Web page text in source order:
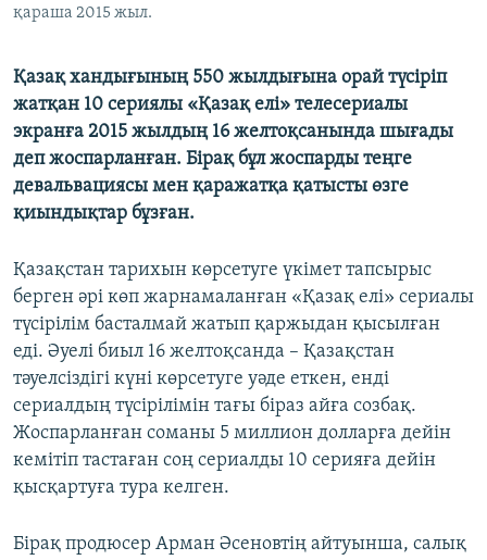
қараша 2015 жыл.
Қазақ хандығының 550 жылдығына орай түсіріп
жатқан 10 сериялы «Қазақ елі» телесериалы
экранға 2015 жылдың 16 желтоқсанында шығады
деп жоспарланған. Бірақ бұл жоспарды теңге
девальвациясы мен қаражатқа қатысты өзге
қиындықтар бұзған.
Қазақстан тарихын көрсетуге үкімет тапсырыс
берген әрі көп жарнамаланған «Қазақ елі» сериалы
түсірілім басталмай жатып қаржыдан қысылған
еді. Әуелі биыл 16 желтоқсанда – Қазақстан
тәуелсіздігі күні көрсетуге уәде еткен, енді
сериалдың түсірілімін тағы біраз айға созбақ.
Жоспарланған соманы 5 миллион долларға дейін
кемітіп тастаған соң сериалды 10 серияға дейін
қысқартуға тура келген.
Бірақ продюсер Арман Әсеновтің айтуынша, салық